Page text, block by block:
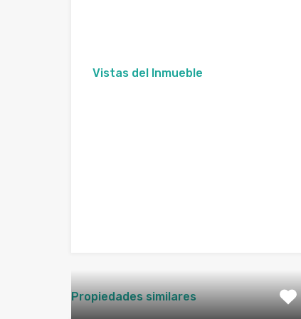
Vistas del Inmueble
Propiedades similares